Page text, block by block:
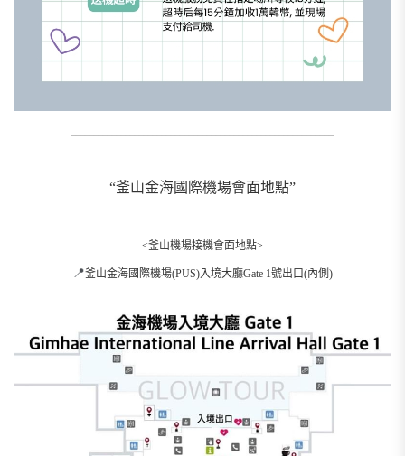
“釜山金海國際機場會面地點”
<釜山機場接機會面地點>
📍釜山金海國際機場(PUS)入境大廳Gate 1號出口(內側)